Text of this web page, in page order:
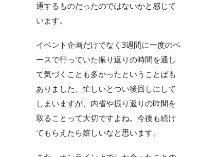
通するものだったのではないかと感じて
います。
イベント企画だけでなく3週間に一度のペ
ースで行っていた振り返りの時間を通し
て気づくことも多かったということばも
ありました。忙しいとつい後回しにして
しまいますが、内省や振り返りの時間を
取ることって大切ですよね。今後も続け
てもらえたら嬉しいなと思います。